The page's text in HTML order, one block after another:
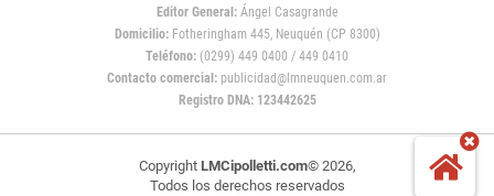
Editor General:Ángel Casagrande
Domicilio:Fotheringham 445, Neuquén (CP 8300)
Teléfono: (0299) 449 0400 / 449 0410
Contacto comercial: publicidad@lmneuquen.com.ar
Registro DNA: 123442625
Copyright LMCipolletti.com© 2026,
Todos los derechos reservados